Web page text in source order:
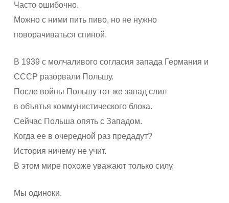
Часто ошибочно.
Можно с ними пить пиво, но не нужно
поворачиваться спиной.
В 1939 с молчаливого согласия запада Германия и
СССР разорвали Польшу.
После войны Польшу тот же запад слил
в объятья коммунистического блока.
Сейчас Польша опять с Западом.
Когда ее в очередной раз предадут?
История ничему не учит.
В этом мире похоже уважают только силу.
Мы одиноки.